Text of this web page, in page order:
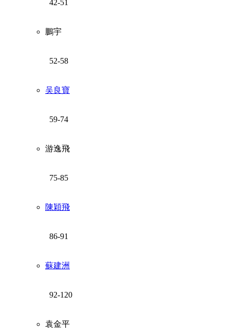
42-51
鵬宇
52-58
吴良寶
59-74
游逸飛
75-85
陳穎飛
86-91
蘇建洲
92-120
袁金平